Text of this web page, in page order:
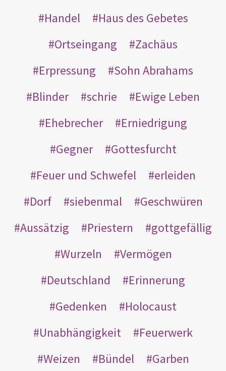
Handel
Haus des Gebetes
Ortseingang
Zachäus
Erpressung
Sohn Abrahams
Blinder
schrie
Ewige Leben
Ehebrecher
Erniedrigung
Gegner
Gottesfurcht
Feuer und Schwefel
erleiden
Dorf
siebenmal
Geschwüren
Aussätzig
Priestern
gottgefällig
Wurzeln
Vermögen
Deutschland
Erinnerung
Gedenken
Holocaust
Unabhängigkeit
Feuerwerk
Weizen
Bündel
Garben